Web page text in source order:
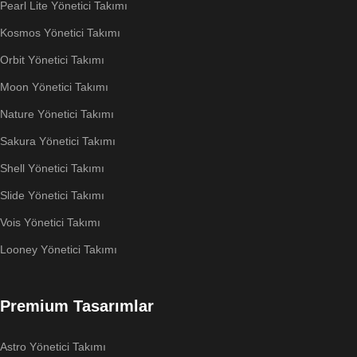
Pearl Lite Yönetici Takımı
Kosmos Yönetici Takımı
Orbit Yönetici Takımı
Moon Yönetici Takımı
Nature Yönetici Takımı
Sakura Yönetici Takımı
Shell Yönetici Takımı
Slide Yönetici Takımı
Vois Yönetici Takımı
Looney Yönetici Takımı
Premium Tasarımlar
Astro Yönetici Takımı